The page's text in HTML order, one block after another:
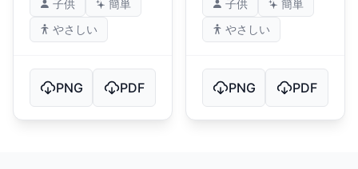
子供
簡単
やさしい
PNG PDF
子供
簡単
やさしい
PNG PDF